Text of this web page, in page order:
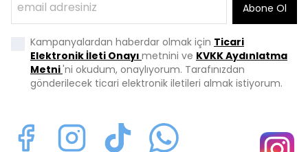
Abone Ol
Kampanyalardan haberdar olmak için Ticari
Elektronik İleti Onayı metnini ve KVKK Aydınlatma
Metni'ni okudum, onaylıyorum. Tarafınızdan
gönderilecek ticari elektronik iletileri almak istiyorum.